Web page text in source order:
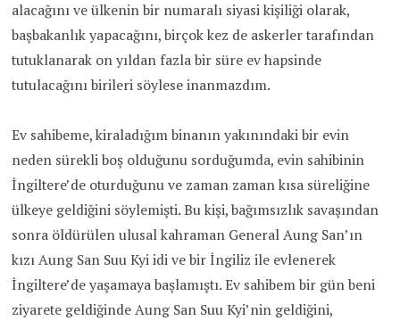
alacağını ve ülkenin bir numaralı siyasi kişiliği olarak,
başbakanlık yapacağını, birçok kez de askerler tarafından
tutuklanarak on yıldan fazla bir süre ev hapsinde
tutulacağını birileri söylese inanmazdım.
Ev sahibeme, kiraladığım binanın yakınındaki bir evin
neden sürekli boş olduğunu sorduğumda, evin sahibinin
İngiltere’de oturduğunu ve zaman zaman kısa süreliğine
ülkeye geldiğini söylemişti. Bu kişi, bağımsızlık savaşından
sonra öldürülen ulusal kahraman General Aung San’ın
kızı Aung San Suu Kyi idi ve bir İngiliz ile evlenerek
İngiltere’de yaşamaya başlamıştı. Ev sahibem bir gün beni
ziyarete geldiğinde Aung San Suu Kyi’nin geldiğini,